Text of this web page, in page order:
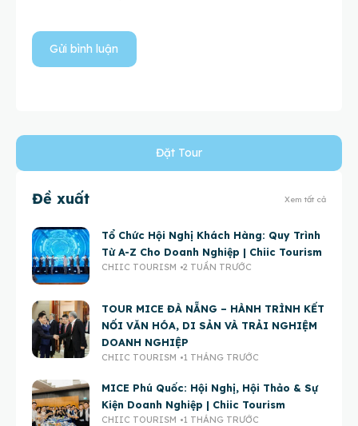
Đặt Tour
Đề xuất Xem tất cả
Tổ Chức Hội Nghị Khách Hàng: Quy Trình
Từ A-Z Cho Doanh Nghiệp | Chiic Tourism
CHIIC TOURISM 2 TUẦN TRƯỚC
TOUR MICE ĐÀ NẴNG – HÀNH TRÌNH KẾT
NỐI VĂN HÓA, DI SẢN VÀ TRẢI NGHIỆM
DOANH NGHIỆP
CHIIC TOURISM 1 THÁNG TRƯỚC
MICE Phú Quốc: Hội Nghị, Hội Thảo & Sự
Kiện Doanh Nghiệp | Chiic Tourism
CHIIC TOURISM 1 THÁNG TRƯỚC